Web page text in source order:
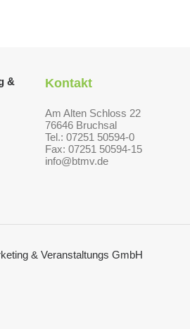
&
Kontakt
Am Alten Schloss 22
76646 Bruchsal
Tel.: 07251 50594-0
Fax: 07251 50594-15
info@btmv.de
& Veranstaltungs GmbH